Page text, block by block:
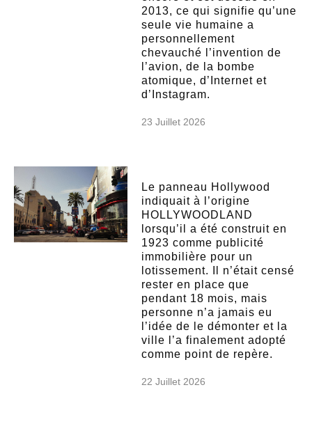
2013, ce qui signifie qu’une
seule vie humaine a
personnellement
chevauché l’invention de
l’avion, de la bombe
atomique, d’Internet et
d’Instagram.
23 Juillet 2026
Le panneau Hollywood
indiquait à l’origine
HOLLYWOODLAND
lorsqu’il a été construit en
1923 comme publicité
immobilière pour un
lotissement. Il n’était censé
rester en place que
pendant 18 mois, mais
personne n’a jamais eu
l’idée de le démonter et la
ville l’a finalement adopté
comme point de repère.
22 Juillet 2026